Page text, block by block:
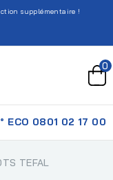
supplémentaire !
0
ECO 0801 02 17 00
TEFAL